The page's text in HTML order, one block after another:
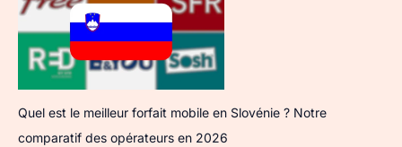
Quel est le meilleur forfait mobile en Slovénie ? Notre
comparatif des opérateurs en 2026